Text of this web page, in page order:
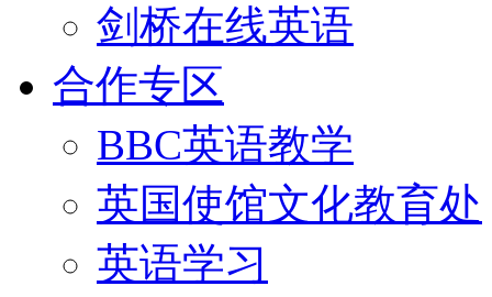
剑桥在线英语
合作专区
BBC英语教学
英国使馆文化教育处
英语学习